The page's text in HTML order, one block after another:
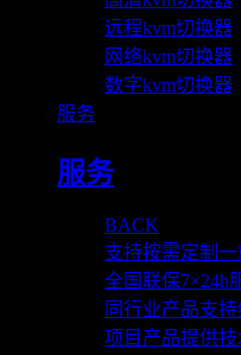
远程kvm切换器
网络kvm切换器
数字kvm切换器
服务
服务
BACK
支持按需定制
全国联保7×24h
同行业产品支
项目产品提供